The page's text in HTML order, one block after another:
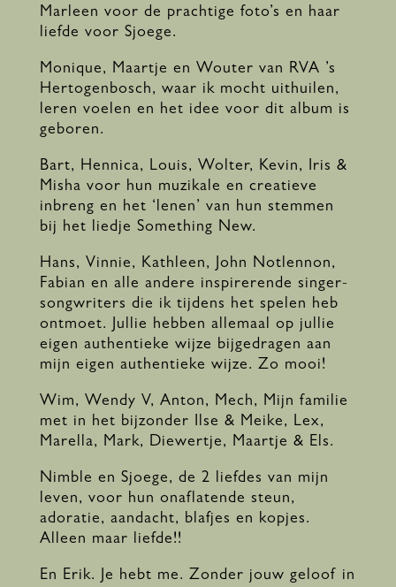
Marleen voor de prachtige foto’s en haar
liefde voor Sjoege.
Monique, Maartje en Wouter van RVA ’s
Hertogenbosch, waar ik mocht uithuilen,
leren voelen en het idee voor dit album is
geboren.
Bart, Hennica, Louis, Wolter, Kevin, Iris &
Misha voor hun muzikale en creatieve
inbreng en het ‘lenen’ van hun stemmen
bij het liedje Something New.
Hans, Vinnie, Kathleen, John Notlennon,
Fabian en alle andere inspirerende singer-
songwriters die ik tijdens het spelen heb
ontmoet. Jullie hebben allemaal op jullie
eigen authentieke wijze bijgedragen aan
mijn eigen authentieke wijze. Zo mooi!
Wim, Wendy V, Anton, Mech, Mijn familie
met in het bijzonder Ilse & Meike, Lex,
Marella, Mark, Diewertje, Maartje & Els.
Nimble en Sjoege, de 2 liefdes van mijn
leven, voor hun onaflatende steun,
adoratie, aandacht, blafjes en kopjes.
Alleen maar liefde!!
En Erik. Je hebt me. Zonder jouw geloof in